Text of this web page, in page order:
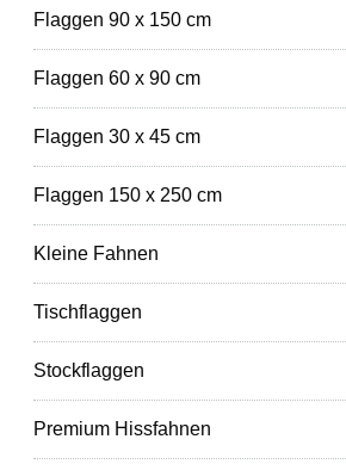
Flaggen 90 x 150 cm
Flaggen 60 x 90 cm
Flaggen 30 x 45 cm
Flaggen 150 x 250 cm
Kleine Fahnen
Tischflaggen
Stockflaggen
Premium Hissfahnen